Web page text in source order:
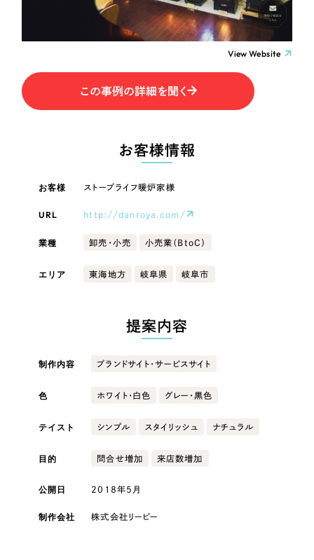
Webサイト制作
コーポレートサイト制作
採用サイト制作
ECサイト制作
ブランドサイト制作
リープ・プロジェクト／マーケティング代行
ライン領域のマーケティングまでまるっと代行
採用DX支援
リープ・リクルーティング／採用業務代行
リープ・キャリア
完全成功報酬型のスカウト型ハイクラス人材紹介（岐阜・愛知）
ブランドサイト・サービスサイト （85件）
求人・採用サイト （61件）
ポータルサイト・メディアサイト
LP（ランディングページ）
ブランディング（ロゴ・印刷物）
その他 （1件）
オプションサービス
お客様インタビュー
Outsourcing
アウトソーシング（代行支援）
リープ・プロジェクト
「採用強化」を目的とした採用業務代行
その他のサービス
AI倫理ポリシー クッキーポリシー
求人・採用サイト
ECサイト（オンラインショップ）
ポータルサイト・メディアサイト
キャンペーン・プロモーション
ブランディング（ロゴ・印刷物）
医療・福祉
コンサルティング・調査
View Website
この事例の詳細を聞く
お客様情報
お客様 ストーブライフ暖炉家様
URL http://danroya.com/
業種 卸売・小売 小売業（BtoC）
エリア 東海地方 岐阜県 岐阜市
提案内容
制作内容 ブランドサイト・サービスサイト
色 ホワイト・白色 グレー・黒色
テイスト シンプル スタイリッシュ ナチュラル
目的 問合せ増加 来店数増加
公開日 2018年5月
制作会社 株式会社リーピー